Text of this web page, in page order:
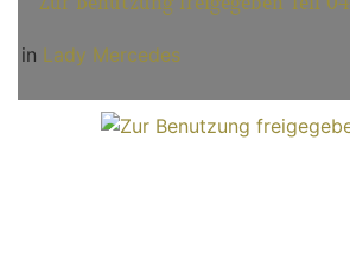
in Lady Mercedes